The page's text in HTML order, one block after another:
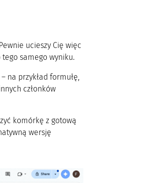
ucieszy Cię więc
samego wyniku.
na przykład formułę,
członków
komórkę z gotową
wersję